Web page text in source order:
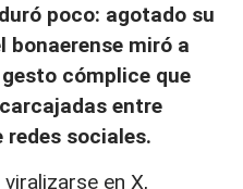
poco: agotado su
bonaerense miró a
cómplice que
entre
sociales.
en X,